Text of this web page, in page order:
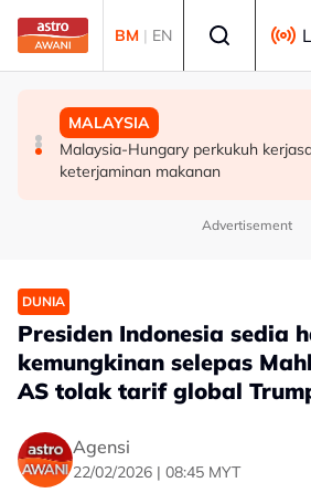
Skip to main content
BM | EN
MALAYSIA
Takut bersuara boleh jejas usaha
Syed Ahmad Idid
MALAYSIA
Transformasi organisasi bermula
ukuran prestasi
MALAYSIA
Malaysia-Hungary perkukuh
keterjaminan makanan
Advertisement
DUNIA
Presiden Indonesia sedia
kemungkinan selepas
AS tolak tarif global
Agensi
22/02/2026 | 08:45 MYT